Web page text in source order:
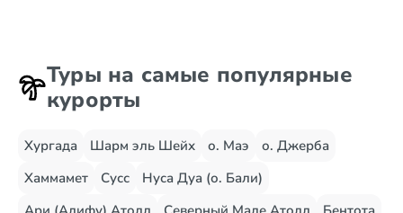
Туры на самые популярные
курорты
Хургада Шарм эль Шейх о. Маэ
о. Джерба
Хаммамет
Сусс
Нуса Дуа (о. Бали)